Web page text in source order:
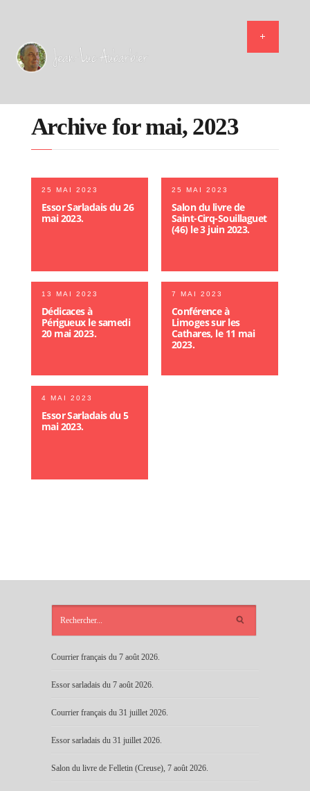
Archive for mai, 2023
25 MAI 2023
Essor Sarladais du 26
mai 2023.
25 MAI 2023
Salon du livre de
Saint-Cirq-Souillaguet
(46) le 3 juin 2023.
13 MAI 2023
Dédicaces à
Périgueux le samedi
20 mai 2023.
7 MAI 2023
Conférence à
Limoges sur les
Cathares, le 11 mai
2023.
4 MAI 2023
Essor Sarladais du 5
mai 2023.
Courrier français du 7 août 2026.
Essor sarladais du 7 août 2026.
Courrier français du 31 juillet 2026.
Essor sarladais du 31 juillet 2026.
Salon du livre de Felletin (Creuse), 7 août 2026.